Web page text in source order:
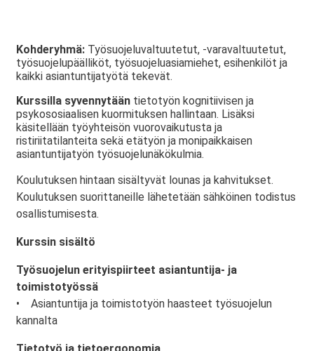
Kohderyhmä: Työsuojeluvaltuutetut, -varavaltuutetut,
työsuojelupäälliköt, työsuojeluasiamiehet, esihenkilöt ja
kaikki asiantuntijatyötä tekevät.
Kurssilla syvennytään tietotyön kognitiivisen ja
psykososiaalisen kuormituksen hallintaan. Lisäksi
käsitellään työyhteisön vuorovaikutusta ja
ristiriitatilanteita sekä etätyön ja monipaikkaisen
asiantuntijatyön työsuojelunäkökulmia.
Koulutuksen hintaan sisältyvät lounas ja kahvitukset.
Koulutuksen suorittaneille lähetetään sähköinen todistus
osallistumisesta.
Kurssin sisältö
Työsuojelun erityispiirteet asiantuntija- ja
toimistotyössä
• Asiantuntija ja toimistotyön haasteet työsuojelun
kannalta